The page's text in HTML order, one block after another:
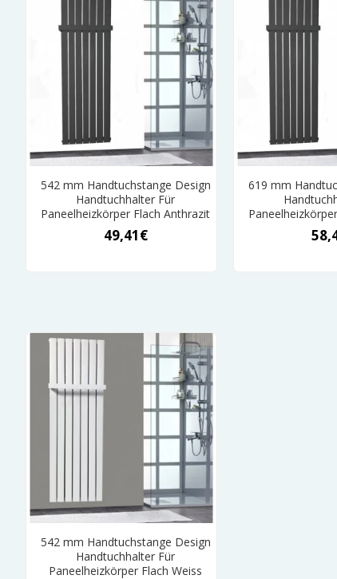
542 mm Handtuchstange Design
Handtuchhalter Für
Paneelheizkörper Flach Anthrazit
49,41€
619 mm
542 mm Handtuchstange Design
Handtuchhalter Für
Paneelheizkörper Flach Weiss